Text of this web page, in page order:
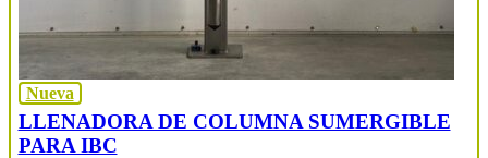
Nueva
LLENADORA DE COLUMNA SUMERGIBLE
PARA IBC